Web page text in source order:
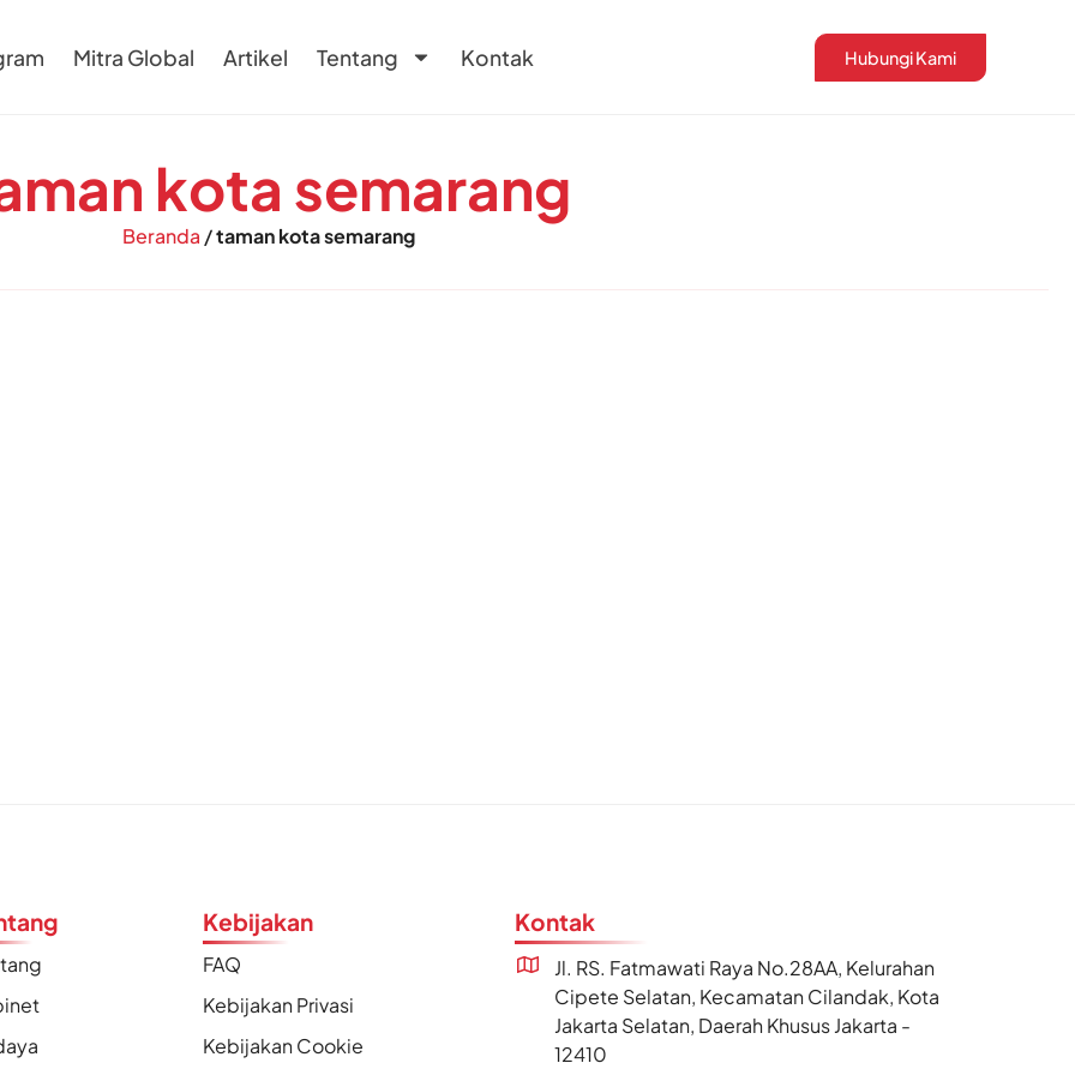
Mitra Global Artikel Tentang Kontak Hubungi Kami
kota semarang
Beranda /taman kota semarang
Kebijakan
FAQ
Kebijakan Privasi
Kebijakan Cookie
Kontak
Jl. RS. Fatmawati Raya No.28AA, Kelurahan
Cipete Selatan, Kecamatan Cilandak, Kota
Jakarta Selatan, Daerah Khusus Jakarta -
12410